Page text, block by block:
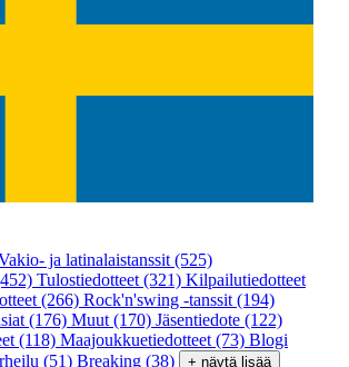
ja latinalaistanssit (525)
Tulostiedotteet (321) Kilpailutiedotteet
(266) Rock'n'swing -tanssit (194)
(176) Muut (170) Jäsentiedote (122)
(118) Maajoukkuetiedotteet (73) Blogi
(51) Breaking (38) + näytä lisää